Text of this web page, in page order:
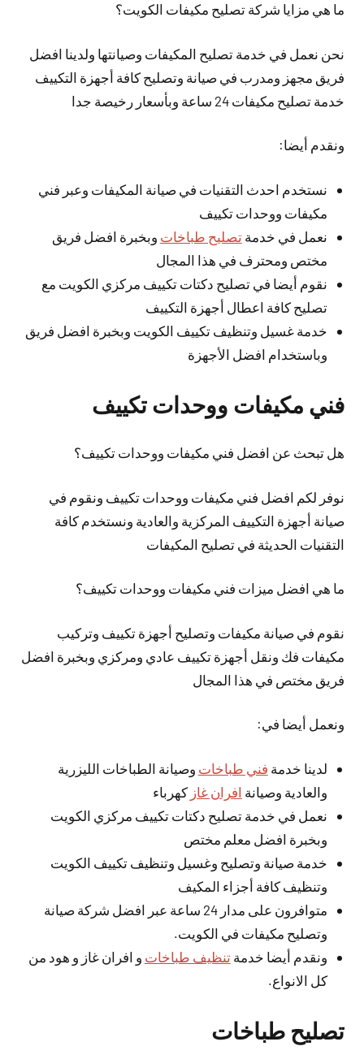
ما هي مزايا شركة تصليح مكيفات الكويت؟
نحن نعمل في خدمة تصليح المكيفات وصيانتها ولدينا افضل
فريق مجهز ومدرب في صيانة وتصليح كافة أجهزة التكييف
خدمة تصليح مكيفات 24 ساعة وبأسعار رخيصة جدا
ونقدم أيضا:
نستخدم احدث التقنيات في صيانة المكيفات وعبر فني
مكيفات ووحدات تكييف
نعمل في خدمةتصليح طباخات وبخبرة افضل فريق
مختص ومحترف في هذا المجال
نقوم أيضا في تصليح دكتات تكييف مركزي الكويت مع
تصليح كافة اعطال أجهزة التكييف
خدمة غسيل وتنظيف تكييف الكويت وبخبرة افضل فريق
وباستخدام افضل الأجهزة
فني مكيفات ووحدات تكييف
هل تبحث عن افضل فني مكيفات ووحدات تكييف؟
نوفر لكم افضل فني مكيفات ووحدات تكييف ونقوم في
صيانة أجهزة التكييف المركزية والعادية ونستخدم كافة
التقنيات الحديثة في تصليح المكيفات
ما هي افضل ميزات فني مكيفات ووحدات تكييف؟
نقوم في صيانة مكيفات وتصليح أجهزة تكييف وتركيب
مكيفات فك ونقل أجهزة تكييف عادي ومركزي وبخبرة افضل
فريق مختص في هذا المجال
ونعمل أيضا في:
لدينا خدمة فني طباخات وصيانة الطباخات الليزرية
والعادية وصيانة افران غاز كهرباء
نعمل في خدمة تصليح دكتات تكييف مركزي الكويت
وبخبرة افضل معلم مختص
خدمة صيانة وتصليح وغسيل وتنظيف تكييف الكويت
وتنظيف كافة أجزاء المكيف
متوافرون على مدار 24 ساعة عبر افضل شركة صيانة
وتصليح مكيفات في الكويت.
ونقدم أيضا خدمةتنظيف طباخات و افران غاز و هود من
كل الانواع.
تصليح طباخات